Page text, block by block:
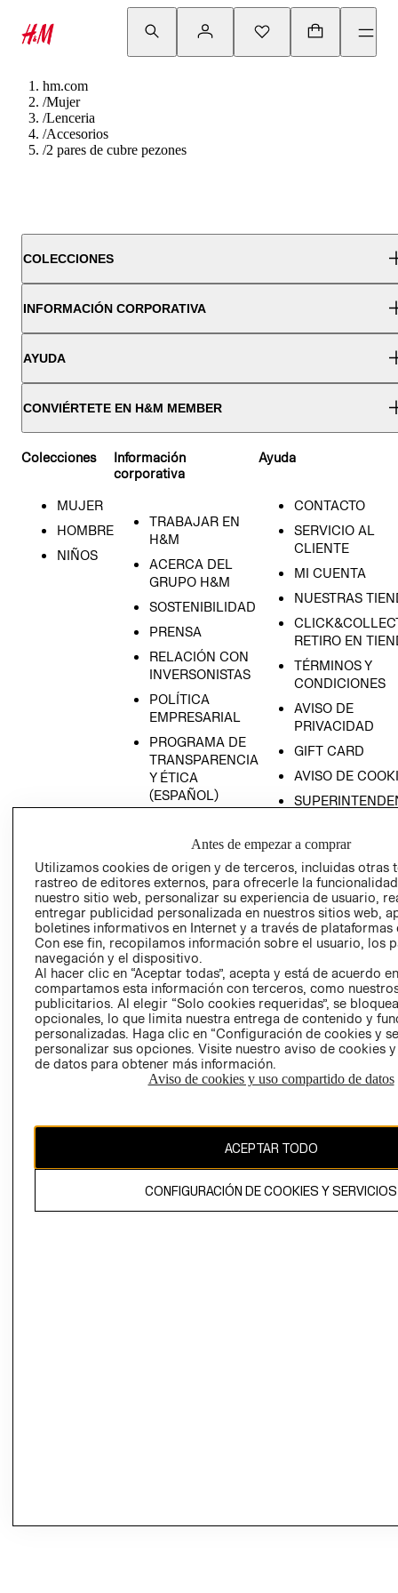
hm.com
/Mujer
/Lenceria
/Accesorios
/2 pares de cubre pezones
COLECCIONES
INFORMACIÓN CORPORATIVA
AYUDA
CONVIÉRTETE EN H&M MEMBER
Colecciones
MUJER
HOMBRE
NIÑOS
Información
corporativa
TRABAJAR EN
H&M
ACERCA DEL
GRUPO H&M
SOSTENIBILIDAD
PRENSA
RELACIÓN CON
INVERSONISTAS
POLÍTICA
EMPRESARIAL
PROGRAMA DE
TRANSPARENCIA
Y ÉTICA
(ESPAÑOL)
TRANSPARENCIA
Ayuda
CONTACTO
SERVICIO AL
CLIENTE
MI CUENTA
NUESTRAS
RETIRO EN
TÉRMINOS Y
CONDICIONES
AVISO DE
PRIVACIDAD
GIFT CARD
AVISO DE
PETICIONES
QUEJAS Y
RECLAMOS
Colombia ($)
CAMBIAR REGIÓN
El contenido de esta página web está protegido por copyright y es
propiedad de H&M Hennes & Mauritz AB.
Antes de empezar a comprar
Utilizamos cookies de origen y de terceros, incluidas otras
rastreo de editores externos, para ofrecerle la
nuestro sitio web, personalizar su experiencia de usuario,
entregar publicidad personalizada en nuestros sitios web,
boletines informativos en Internet y a través de plataformas
Con ese fin, recopilamos información sobre el usuario, los
navegación y el dispositivo.
Al hacer clic en “Aceptar todas”, acepta y está de acuerdo
compartamos esta información con terceros, como
publicitarios. Al elegir “Solo cookies requeridas”, se
opcionales, lo que limita nuestra entrega de contenido y
personalizadas. Haga clic en “Configuración de cookies y
personalizar sus opciones. Visite nuestro aviso de cookies
de datos para obtener más información.
Aviso de cookies y uso compartido de datos
ACEPTAR TODO
CONFIGURACIÓN DE COOKIES Y SERVICIOS